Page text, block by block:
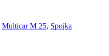
Multicar M 25, Spojka